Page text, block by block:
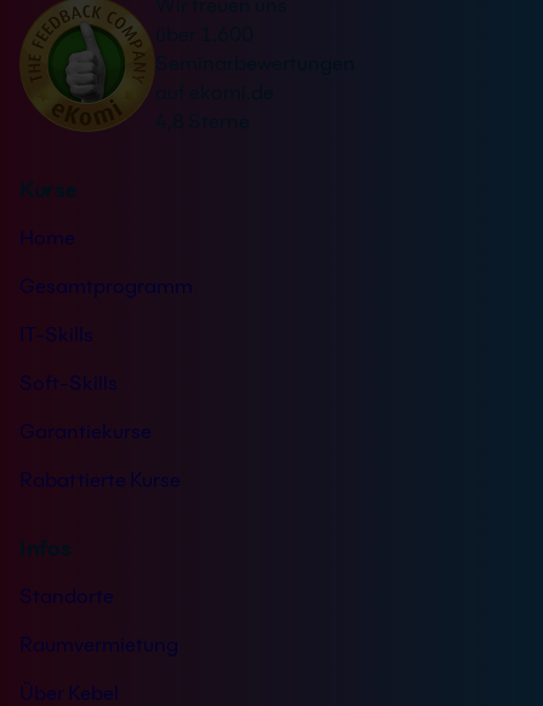
t
ä
n
i
*
i
e
Wir freuen uns
über 1.600
Seminarbewertungen
auf ekomi.de
4,8 Sterne
Kurse
Home
Gesamtprogramm
IT-Skills
Soft-Skills
Garantiekurse
Rabattierte Kurse
Infos
Standorte
Raumvermietung
Über Kebel